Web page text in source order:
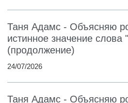
Таня Адамс - Объясняю
истинное значение слова
(продолжение)
24/07/2026
Таня Адамс - Объясняю